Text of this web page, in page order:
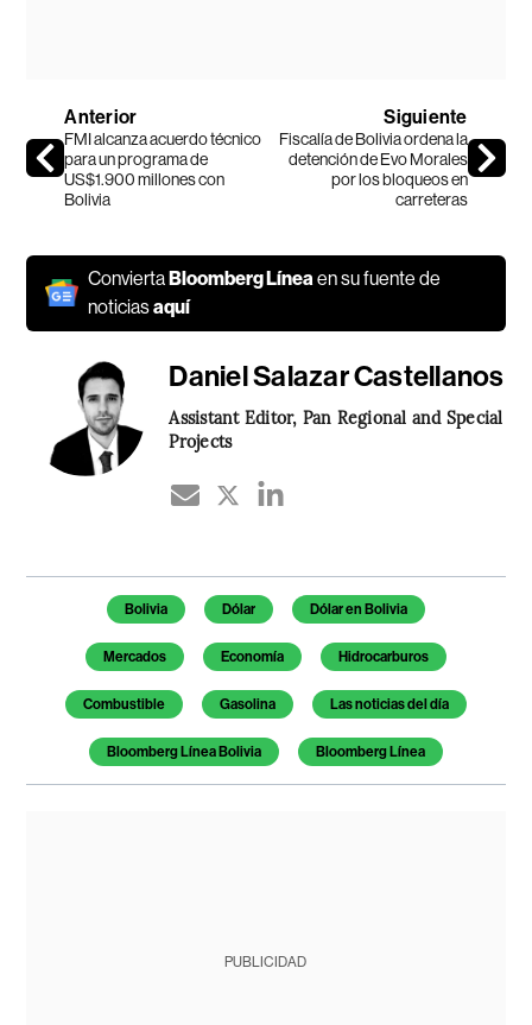
Anterior
FMI alcanza acuerdo técnico
para un programa de
US$1.900 millones con
Bolivia
Siguiente
Fiscalía de Bolivia ordena la
detención de Evo Morales
por los bloqueos en
carreteras
ConviertaBloomberg Línea en su fuente de
noticiasaquí
Daniel Salazar Castellanos
Assistant Editor, Pan Regional and Special
Projects
Temas de este artículo
Bolivia Dólar Dólar en Bolivia
Mercados Economía Hidrocarburos
Combustible Gasolina Las noticias del día
Bloomberg Línea Bolivia Bloomberg Línea
PUBLICIDAD